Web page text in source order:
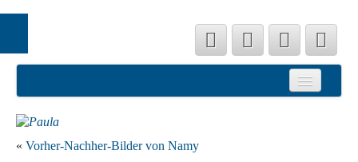
Preislisten
« Vorher-Nachher-Bilder von Namy